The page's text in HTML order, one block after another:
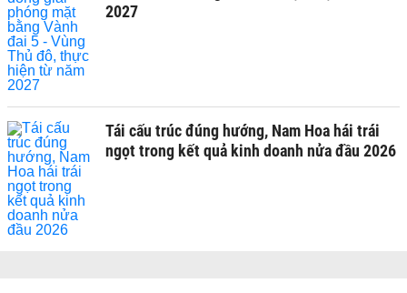
2027
Tái cấu trúc đúng hướng, Nam Hoa hái trái
ngọt trong kết quả kinh doanh nửa đầu 2026